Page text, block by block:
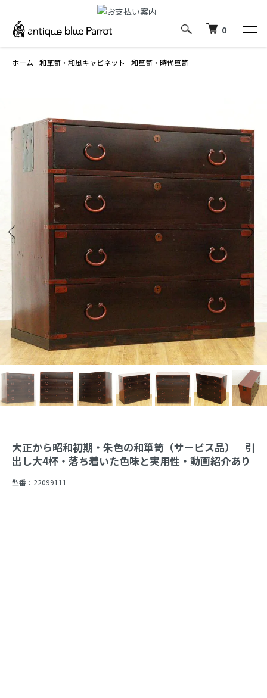
0
ホーム 和箪笥・和風キャビネット 和箪笥・時代箪笥
大正から昭和初期・朱色の和箪笥（サービス品）｜引
出し大4杯・落ち着いた色味と実用性・動画紹介あり
型番： 22099111